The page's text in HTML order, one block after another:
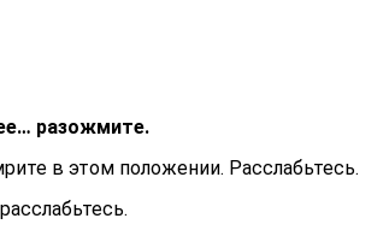
разожмите.
в этом положении. Расслабьтесь.